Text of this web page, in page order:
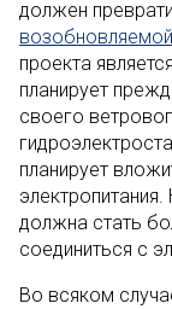
должен
проекта
планирует
своего
планирует
должна стать
соединиться с
Во всяком